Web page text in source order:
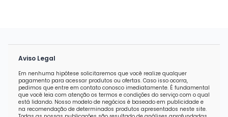
Aviso Legal
Em nenhuma hipótese solicitaremos que você realize qualquer
pagamento para acessar produtos ou ofertas. Caso isso ocorra,
pedimos que entre em contato conosco imediatamente. É fundamental
que você leia com atenção os termos e condições do serviço com o qual
está lidando. Nosso modelo de negócios é baseado em publicidade e
na recomendação de determinados produtos apresentados neste site.